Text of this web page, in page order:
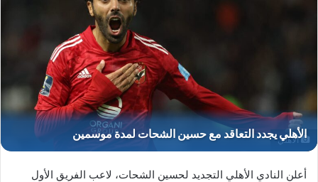
الأهلي
أعلن النادي الأهلي التجديد لحسين الشحات، لاعب الفريق الأول